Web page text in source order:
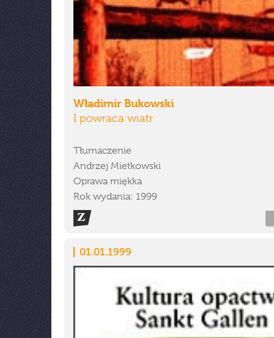
Władimir Bukowski
I powraca wiatr
Tłumaczenie
Andrzej Mietkowski
Oprawa miękka
Rok wydania: 1999
01.01.1999